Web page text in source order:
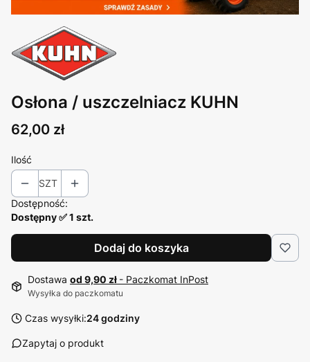
Osłona / uszczelniacz KUHN
Cena
62,00 zł
Ilość
SZT
Dostępność:
Dostępny ✅ 1 szt.
Dodaj do koszyka
Dostawa od 9,90 zł - Paczkomat InPost
Wysyłka do paczkomatu
Czas wysyłki:24 godziny
Zapytaj o produkt